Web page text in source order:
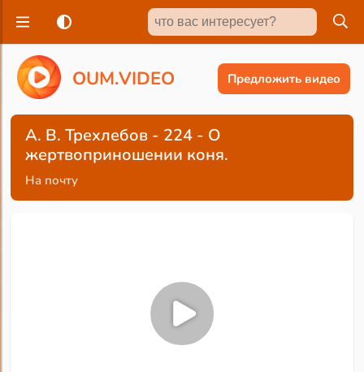
OUM.VIDEO Предложить видео
А. В. Трехлебов - 224 - О
жертвоприношении коня.
На почту